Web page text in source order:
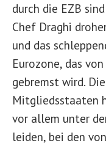
durch die EZB
Chef Draghi
und das
Eurozone, das
gebremst wird.
Mitgliedsstaaten
vor allem unter
leiden, bei den